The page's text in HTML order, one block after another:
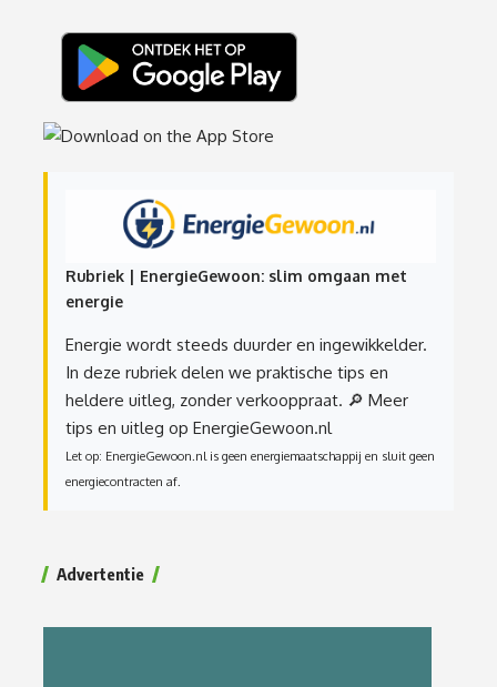
Rubriek | EnergieGewoon: slim omgaan met
energie
Energie wordt steeds duurder en ingewikkelder.
In deze rubriek delen we praktische tips en
heldere uitleg, zonder verkooppraat. 🔎 Meer
tips en uitleg op EnergieGewoon.nl
Let op: EnergieGewoon.nl is geen energiemaatschappij en sluit geen
energiecontracten af.
Advertentie